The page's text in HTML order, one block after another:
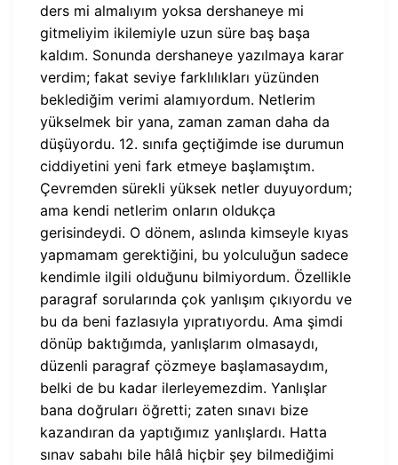
ders mi almalıyım yoksa dershaneye mi
gitmeliyim ikilemiyle uzun süre baş başa
kaldım. Sonunda dershaneye yazılmaya karar
verdim; fakat seviye farklılıkları yüzünden
beklediğim verimi alamıyordum. Netlerim
yükselmek bir yana, zaman zaman daha da
düşüyordu. 12. sınıfa geçtiğimde ise durumun
ciddiyetini yeni fark etmeye başlamıştım.
Çevremden sürekli yüksek netler duyuyordum;
ama kendi netlerim onların oldukça
gerisindeydi. O dönem, aslında kimseyle kıyas
yapmamam gerektiğini, bu yolculuğun sadece
kendimle ilgili olduğunu bilmiyordum. Özellikle
paragraf sorularında çok yanlışım çıkıyordu ve
bu da beni fazlasıyla yıpratıyordu. Ama şimdi
dönüp baktığımda, yanlışlarım olmasaydı,
düzenli paragraf çözmeye başlamasaydım,
belki de bu kadar ilerleyemezdim. Yanlışlar
bana doğruları öğretti; zaten sınavı bize
kazandıran da yaptığımız yanlışlardı. Hatta
sınav sabahı bile hâlâ hiçbir şey bilmediğimi